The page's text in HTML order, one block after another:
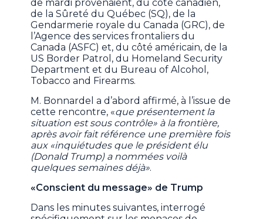
de mardi provenaient, du côté canadien,
de la Sûreté du Québec (SQ), de la
Gendarmerie royale du Canada (GRC), de
l’Agence des services frontaliers du
Canada (ASFC) et, du côté américain, de la
US Border Patrol, du Homeland Security
Department et du Bureau of Alcohol,
Tobacco and Firearms.
M. Bonnardel a d’abord affirmé, à l’issue de
cette rencontre, «que présentement la
situation est sous contrôle» à la frontière,
après avoir fait référence une première fois
aux «inquiétudes que le président élu
(Donald Trump) a nommées voilà
quelques semaines déjà».
«Conscient du message» de Trump
Dans les minutes suivantes, interrogé